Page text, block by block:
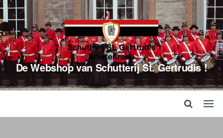
De Webshop van Schutterij St. Gertrudis !